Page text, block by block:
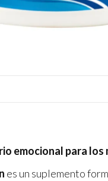
emocional para los
es un suplemento